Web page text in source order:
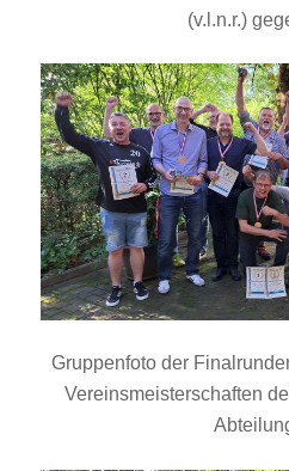
(v.l.n.r.)
Gruppenfoto der
Vereinsmeisterschaften